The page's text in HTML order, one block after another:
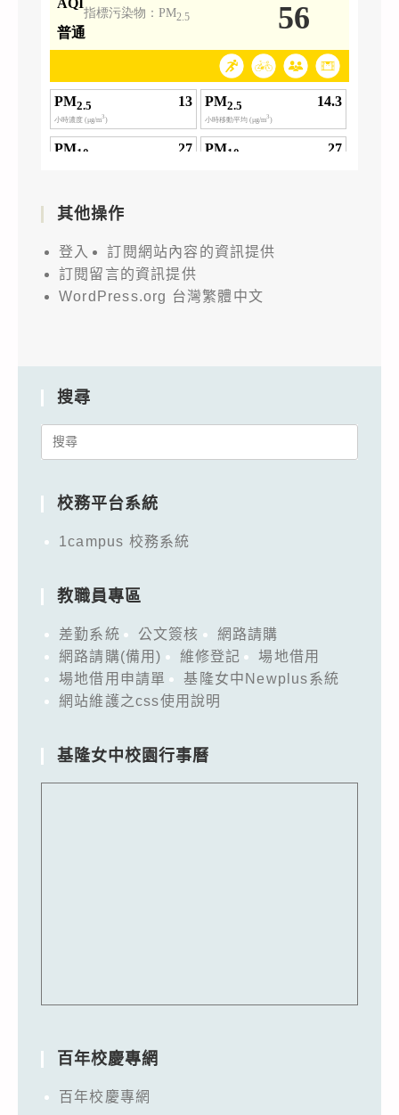
其他操作
登入
訂閱網站內容的資訊提供
訂閱留言的資訊提供
WordPress.org 台灣繁體中文
搜尋
Search
校務平台系統
1campus 校務系統
教職員專區
差勤系統 公文簽核
網路請購
網路請購(備用)
維修登記
場地借用
場地借用申請單
基隆女中Newplus系統
網站維護之css使用說明
基隆女中校園行事曆
百年校慶專網
百年校慶專網